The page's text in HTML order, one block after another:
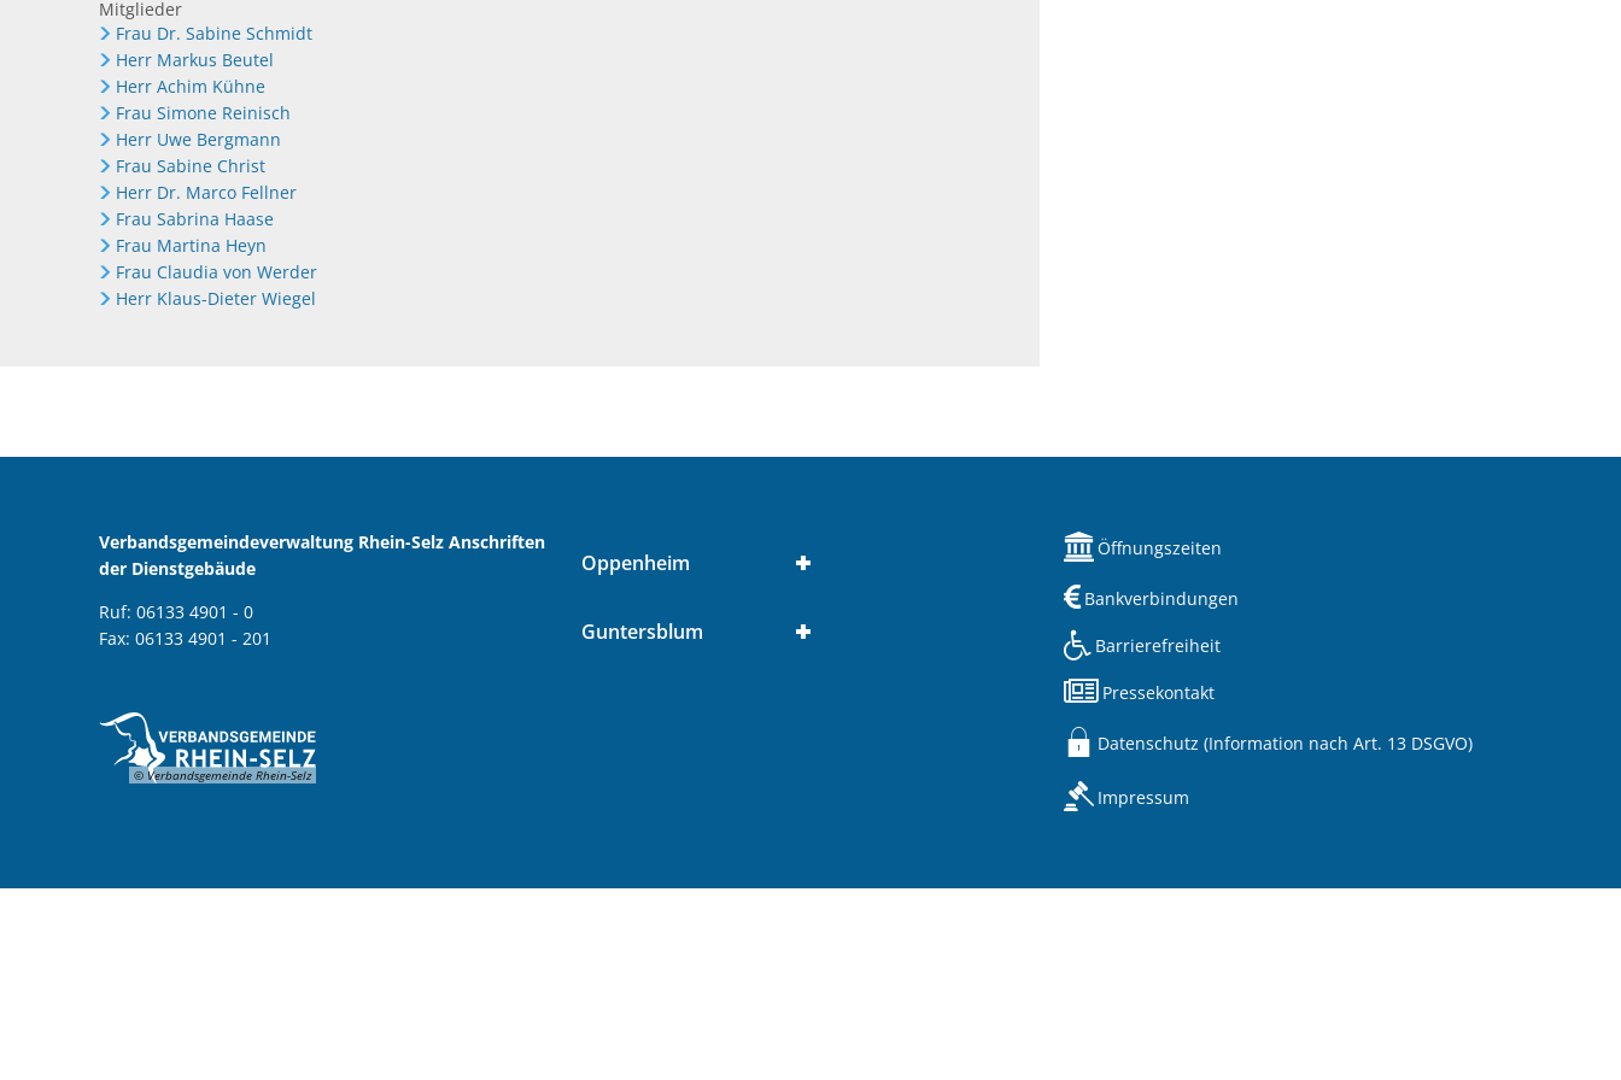
Mitglieder
Frau Dr. Sabine Schmidt
Herr Markus Beutel
Herr Achim Kühne
Frau Simone Reinisch
Herr Uwe Bergmann
Frau Sabine Christ
Herr Dr. Marco Fellner
Frau Sabrina Haase
Frau Martina Heyn
Frau Claudia von Werder
Herr Klaus-Dieter Wiegel
Verbandsgemeindeverwaltung Rhein-Selz Anschriften
der Dienstgebäude
Ruf: 06133 4901 - 0
Fax: 06133 4901 - 201
© Verbandsgemeinde Rhein-Selz
Oppenheim
Guntersblum
Öffnungszeiten
Bankverbindungen
Barrierefreiheit
Pressekontakt
Datenschutz (Information nach Art. 13 DSGVO)
Impressum